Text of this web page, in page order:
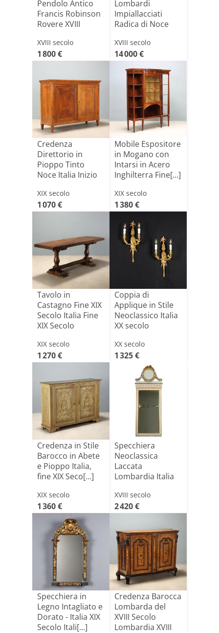
Pendolo Antico
Francis Robinson
Rovere XVIII
XVIII secolo
1 800 €
Lombardi
Impiallacciati
Radica di Noce
XVIII secolo
14 000 €
Credenza
Direttorio in
Pioppo Tinto
Noce Italia Inizio
XIX secolo
1 070 €
Mobile Espositore
in Mogano con
Intarsi in Acero
Inghilterra Fine[...]
XIX secolo
1 380 €
Tavolo in
Castagno Fine XIX
Secolo Italia Fine
XIX Secolo
XIX secolo
1 270 €
Coppia di
Applique in Stile
Neoclassico Italia
XX secolo
XX secolo
1 325 €
Credenza in Stile
Barocco in Abete
e Pioppo Italia,
fine XIX Seco[...]
XIX secolo
1 360 €
Specchiera
Neoclassica
Laccata
Lombardia Italia
XVI[...]
XVIII secolo
2 420 €
Specchiera in
Legno Intagliato e
Dorato - Italia XIX
Secolo Itali[...]
Credenza Barocca
Lombarda del
XVIII Secolo
Lombardia XVIII